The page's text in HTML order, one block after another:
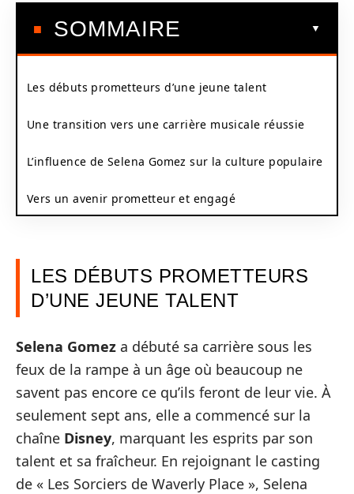
SOMMAIRE
Les débuts prometteurs d’une jeune talent
Une transition vers une carrière musicale réussie
L’influence de Selena Gomez sur la culture populaire
Vers un avenir prometteur et engagé
LES DÉBUTS PROMETTEURS
D’UNE JEUNE TALENT
Selena Gomez a débuté sa carrière sous les
feux de la rampe à un âge où beaucoup ne
savent pas encore ce qu’ils feront de leur vie. À
seulement sept ans, elle a commencé sur la
chaîne Disney, marquant les esprits par son
talent et sa fraîcheur. En rejoignant le casting
de « Les Sorciers de Waverly Place », Selena